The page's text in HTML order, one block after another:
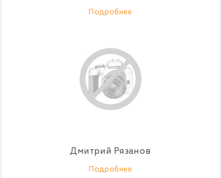
Подробнее
Дмитрий Рязанов
Подробнее